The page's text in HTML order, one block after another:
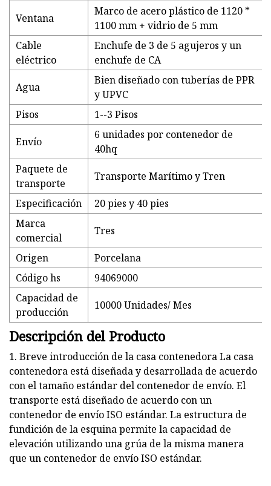
Ventana
Marco de acero plástico de 1120 *
1100 mm + vidrio de 5 mm
Cable
eléctrico
Enchufe de 3 de 5 agujeros y un
enchufe de CA
Agua
Bien diseñado con tuberías de PPR
y UPVC
Pisos
1--3 Pisos
Envío
6 unidades por contenedor de
40hq
Paquete de
transporte
Transporte Marítimo y Tren
Especificación
20 pies y 40 pies
Marca
comercial
Tres
Origen
Porcelana
Código hs
94069000
Capacidad de
producción
10000 Unidades/ Mes
Descripción del Producto
1. Breve introducción de la casa contenedora La casa
contenedora está diseñada y desarrollada de acuerdo
con el tamaño estándar del contenedor de envío. El
transporte está diseñado de acuerdo con un
contenedor de envío ISO estándar. La estructura de
fundición de la esquina permite la capacidad de
elevación utilizando una grúa de la misma manera
que un contenedor de envío ISO estándar.